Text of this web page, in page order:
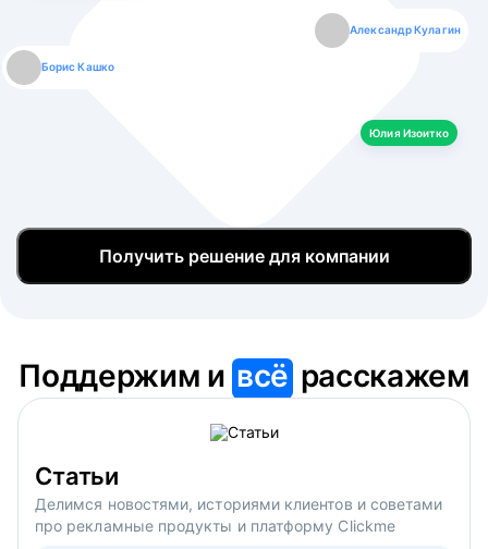
Борис Кашко
Александр Кулагин
Юлия Изоитко
Юлия Изоитко
Даниил Макаров
Александр Кулагин
Екатерина Лазаренко
Даниил Макаров
Борис Кашко
Екатерина Лазаренко
Юлия Изоитко
Получить решение для компании
Поддержим ивсё расскажем
Статьи
Делимся новостями, историями клиентов и советами
про рекламные продукты и платформу Clickme